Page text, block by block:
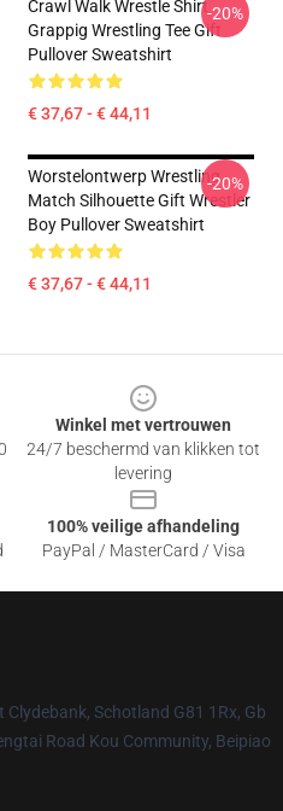
Crawl Walk Wrestle Shirt
Grappig Wrestling Tee Gift
Pullover Sweatshirt
€ 37,67 - € 44,11
-20%
Worstelontwerp Wrestling
Match Silhouette Gift Wrestler
Boy Pullover Sweatshirt
€ 37,67 - € 44,11
-20%
Winkel met vertrouwen
24/7 beschermd van klikken tot
levering
100% veilige afhandeling
PayPal / MasterCard / Visa
Clydebank, Schotland G81 1Rx, Gb
Road Kou Community, Beipiao